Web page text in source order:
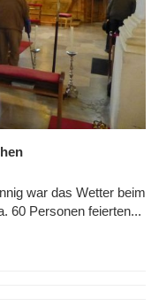
war das Wetter beim
60 Personen feierten...